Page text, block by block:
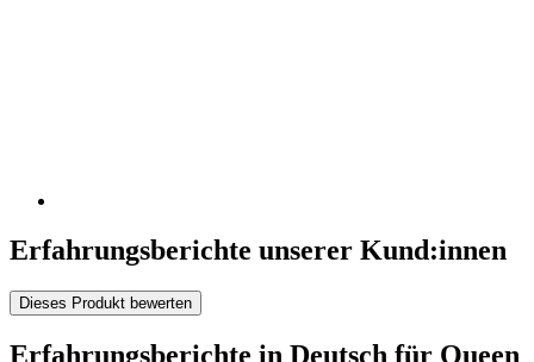
Erfahrungsberichte unserer Kund:innen
Dieses Produkt bewerten
Erfahrungsberichte in Deutsch für Queen